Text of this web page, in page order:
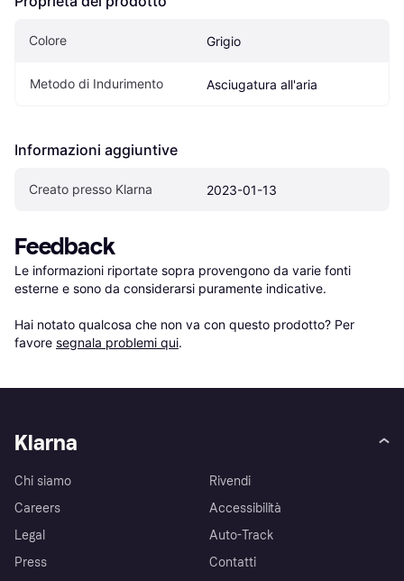
Colore Grigio
Metodo di Indurimento Asciugatura all'aria
Informazioni aggiuntive
Creato presso Klarna 2023-01-13
Feedback
Le informazioni riportate sopra provengono da varie fonti
esterne e sono da considerarsi puramente indicative.
Hai notato qualcosa che non va con questo prodotto? Per
favore segnala problemi qui.
Klarna
Chi siamo
Careers
Legal
Press
Rivendi
Accessibilità
Auto-Track
Contatti